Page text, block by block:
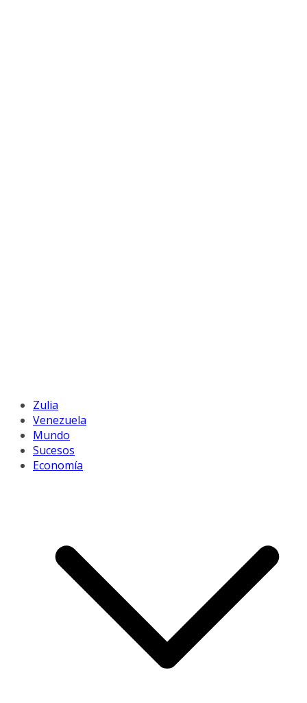
Zulia
Venezuela
Mundo
Sucesos
Economía